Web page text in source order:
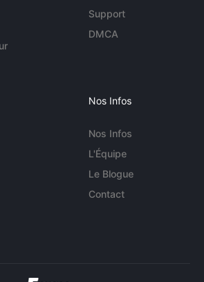
Support
DMCA
Nos Infos
Nos Infos
L'Équipe
Le Blogue
Contact